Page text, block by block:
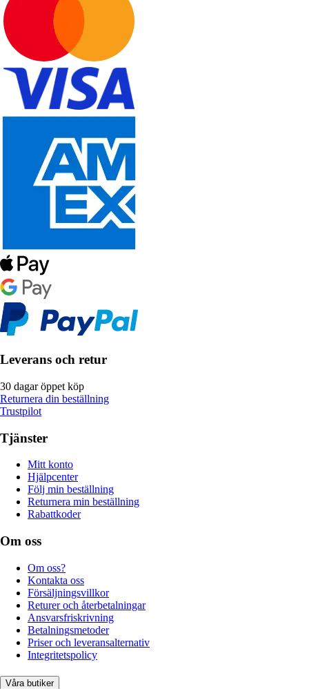
Leverans och retur
30 dagar öppet köp
Returnera din beställning
Trustpilot
Tjänster
Mitt konto
Hjälpcenter
Följ min beställning
Returnera min beställning
Rabattkoder
Om oss
Om oss?
Kontakta oss
Försäljningsvillkor
Returer och återbetalningar
Ansvarsfriskrivning
Betalningsmetoder
Priser och leveransalternativ
Integritetspolicy
Våra butiker